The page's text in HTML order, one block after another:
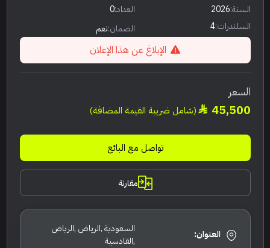
السنة:2026 العداد:0
السلندرات:4 الضمان:نعم
الإبلاغ عن هذا الإعلان
السعر
45,500 (شامل ضريبة القيمة المضافة)
تواصل مع البائع
مقارنة
العنوان:
السعودية ,الرياض ,الرياض
,القادسية